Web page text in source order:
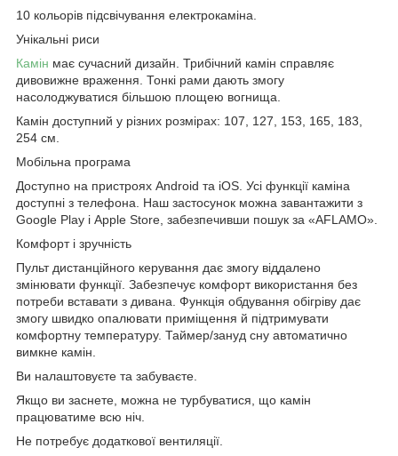
10 кольорів підсвічування електрокаміна.
Унікальні риси
Камін має сучасний дизайн. Трибічний камін справляє
дивовижне враження. Тонкі рами дають змогу
насолоджуватися більшою площею вогнища.
Камін доступний у різних розмірах: 107, 127, 153, 165, 183,
254 см.
Мобільна програма
Доступно на пристроях Android та iOS. Усі функції каміна
доступні з телефона. Наш застосунок можна завантажити з
Google Play і Apple Store, забезпечивши пошук за «AFLAMO».
Комфорт і зручність
Пульт дистанційного керування дає змогу віддалено
змінювати функції. Забезпечує комфорт використання без
потреби вставати з дивана. Функція обдування обігріву дає
змогу швидко опалювати приміщення й підтримувати
комфортну температуру. Таймер/зануд сну автоматично
вимкне камін.
Ви налаштовуєте та забуваєте.
Якщо ви заснете, можна не турбуватися, що камін
працюватиме всю ніч.
Не потребує додаткової вентиляції.